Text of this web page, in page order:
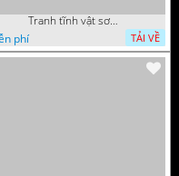
Tranh tĩnh vật sơn dầu nước ngoài trang trí phòng bếp
phí
TẢI VỀ